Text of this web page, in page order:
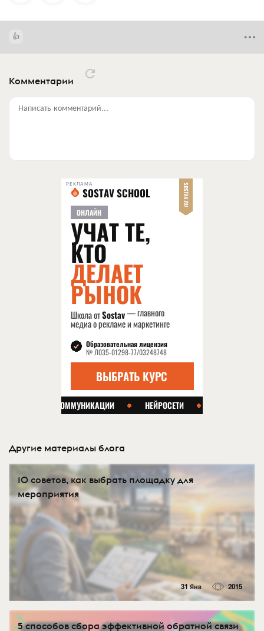
Комментарии
Написать комментарий...
РЕКЛАМА
Другие материалы блога
10 советов, как выбрать площадку для
мероприятия
31 Янв 2015
5 способов сбора эффективной обратной связи